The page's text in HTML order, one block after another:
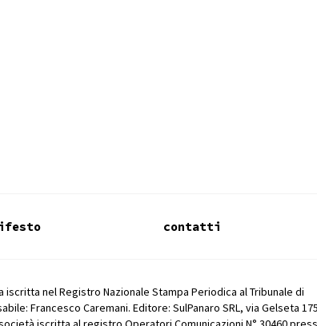
contatti
nel Registro Nazionale Stampa Periodica al Tribunale di
Francesco Caremani. Editore: SulPanaro SRL, via Gelseta 175